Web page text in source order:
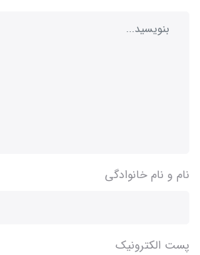
نام و نام خانوادگی
پست الکترونیک